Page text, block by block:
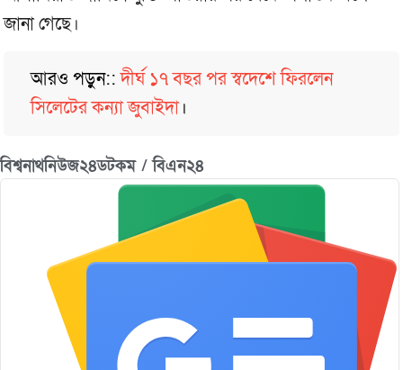
জানা গেছে।
আরও পড়ুন::দীর্ঘ ১৭ বছর পর স্বদেশে ফিরলেন
সিলেটের কন্যা জুবাইদা।
বিশ্বনাথনিউজ২৪ডটকম / বিএন২৪